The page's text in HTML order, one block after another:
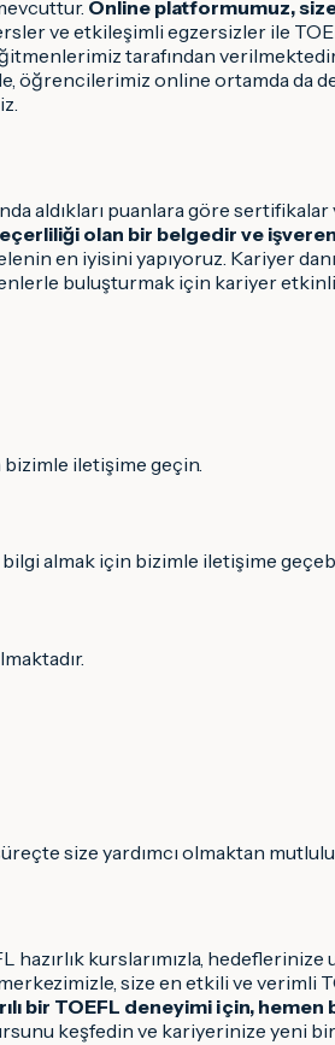
Online platformumuz,
ve etkileşimli egzersizler ile
tarafından
öğrencilerimiz online ortamda da
aldıkları puanlara göre
olan bir belgedir ve
en iyisini yapıyoruz. Kariyer
buluşturmak için kariyer
iletişime geçin.
almak için bizimle iletişime
size yardımcı olmaktan
kurslarımızla, hedeflerinize
size en etkili ve verimli
bir TOEFL deneyimi için,
keşfedin ve kariyerinize yeni